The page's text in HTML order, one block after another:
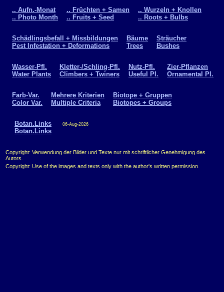
.. Aufn.-Monat
.. Photo Month
.. Früchten + Samen
.. Fruits + Seed
.. Wurzeln + Knollen
.. Roots + Bulbs
Schädlingsbefall + Missbildungen
Pest Infestation + Deformations
Bäume
Trees
Sträucher
Bushes
Wasser-Pfl.
Water Plants
Kletter-/Schling-Pfl.
Climbers + Twiners
Nutz-Pfl.
Useful Pl.
Zier-Pflanzen
Ornamental Pl.
Farb-Var.
Color Var.
Mehrere Kriterien
Multiple Criteria
Biotope + Gruppen
Biotopes + Groups
Botan.Links
Botan.Links
06-Aug-2026
Copyright: Verwendung der Bilder und Texte nur mit schriftlicher Genehmigung des
Autors.
Copyright: Use of the images and texts only with the author's written permission.